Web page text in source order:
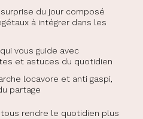
du jour composé
à intégrer dans les
vous guide avec
et astuces du quotidien
locavore et anti gaspi,
partage
rendre le quotidien plus